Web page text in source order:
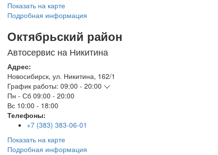
Показать на карте
Подробная информация
Октябрьский район
Автосервис на Никитина
Адрес:
Новосибирск, ул. Никитина, 162/1
График работы: 09:00 - 20:00
Пн - Сб 09:00 - 20:00
Вс 10:00 - 18:00
Телефоны:
+7 (383) 383-06-01
Показать на карте
Подробная информация